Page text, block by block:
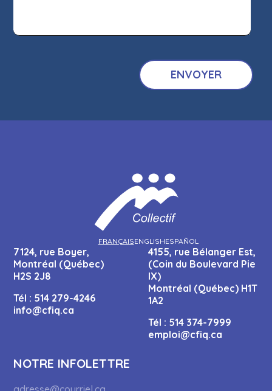
FRANÇAISENGLISHESPAÑOL
7124, rue Boyer,
Montréal (Québec)
H2S 2J8
Tél : 514 279-4246
info@cfiq.ca
4155, rue Bélanger Est,
(Coin du Boulevard Pie
IX)
Montréal (Québec) H1T
1A2
Tél : 514 374-7999
emploi@cfiq.ca
NOTRE INFOLETTRE